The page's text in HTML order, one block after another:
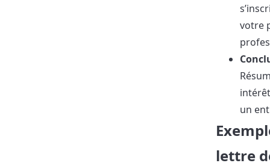
votre
un
lettre